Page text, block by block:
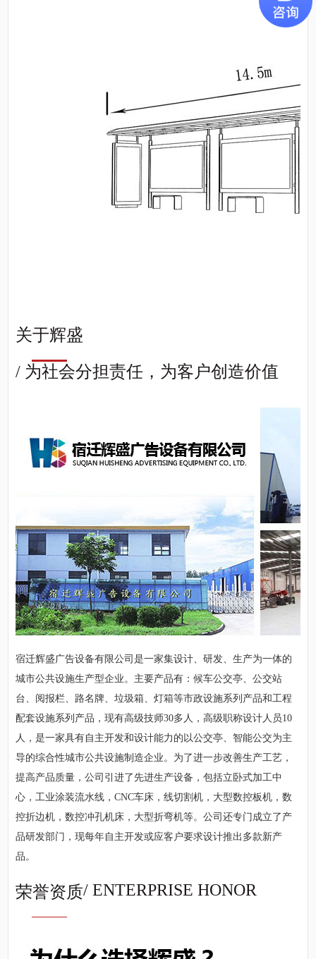
关于辉盛
/ 为社会分担责任，为客户创造价值
宿迁辉盛广告设备有限公司是一家集设计、研发、生产为一体的
城市公共设施生产型企业。主要产品有：候车公交亭、公交站
台、阅报栏、路名牌、垃圾箱、灯箱等市政设施系列产品和工程
配套设施系列产品，现有高级技师30多人，高级职称设计人员10
人，是一家具有自主开发和设计能力的以公交亭、智能公交为主
导的综合性城市公共设施制造企业。为了进一步改善生产工艺，
提高产品质量，公司引进了先进生产设备，包括立卧式加工中
心，工业涂装流水线，CNC车床，线切割机，大型数控板机，数
控折边机，数控冲孔机床，大型折弯机等。公司还专门成立了产
品研发部门，现每年自主开发或应客户要求设计推出多款新产
品。
荣誉资质/ ENTERPRISE HONOR